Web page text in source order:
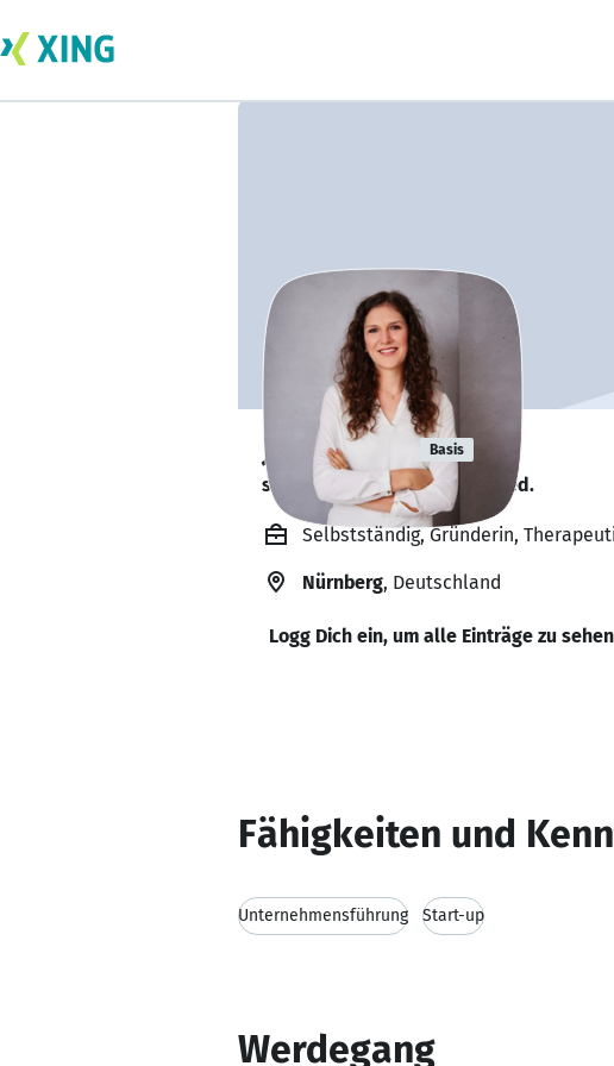
Julia Beisl Basis
sucht ein neues Team-Mitglied.
Selbstständig, Gründerin,
Nürnberg, Deutschland
Logg Dich ein, um alle Einträge zu
Fähigkeiten und
Unternehmensführung Start-up
Werdegang